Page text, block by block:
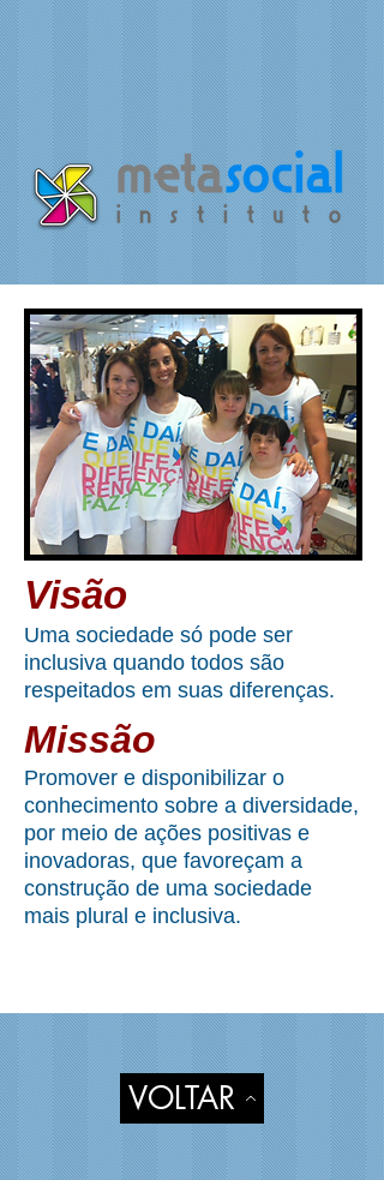
Visão
Uma sociedade só pode ser
inclusiva quando todos são
respeitados em suas diferenças.
Missão
Promover e disponibilizar o
conhecimento sobre a diversidade,
por meio de ações positivas e
inovadoras, que favoreçam a
construção de uma sociedade
mais plural e inclusiva.
VOLTAR